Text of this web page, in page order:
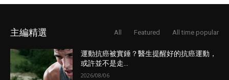
主編精選 All Featured All time popular
運動抗癌被實錘？醫生提醒好的抗癌運動，
或許並不是走...
2026/08/06